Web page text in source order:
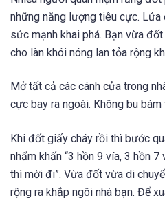
những năng lượng tiêu cực.
sức mạnh khai phá. Bạn vừa
cho làn khói nóng lan tỏa rộng
Mở tất cả các cánh cửa trong
cực bay ra ngoài. Không bu
Khi đốt giấy cháy rồi thì bước
nhẩm khấn “3 hồn 9 vía, 3 hồn
thì mời đi”. Vừa đốt vừa di
rộng ra khắp ngôi nhà bạn. Để